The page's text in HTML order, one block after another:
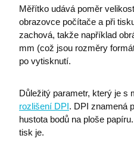
Měřítko udává poměr
obrazovce počítače a při
zachová, takže například
mm (což jsou rozměry
po vytisknutí.
Důležitý parametr, který je s
rozlišení DPI . DPI znamená
hustota bodů na ploše
tisk je.